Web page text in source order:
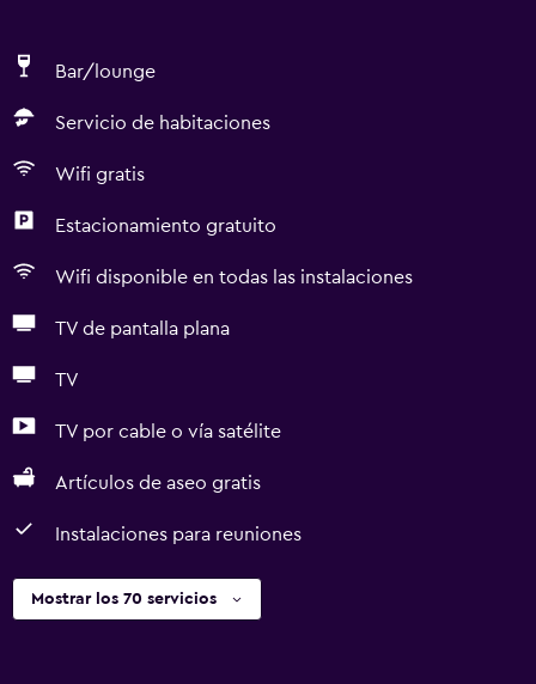
Bar/lounge
Servicio de habitaciones
Wifi gratis
Estacionamiento gratuito
Wifi disponible en todas las instalaciones
TV de pantalla plana
TV
TV por cable o vía satélite
Artículos de aseo gratis
Instalaciones para reuniones
Mostrar los 70 servicios